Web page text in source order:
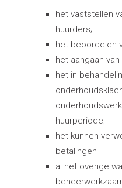
het vaststellen
huurders;
het beoordelen
het aangaan
het in
huurperiode;
het kunnen
betalingen
al het overige